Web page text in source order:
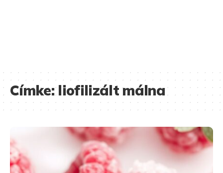
Címke:liofilizált málna